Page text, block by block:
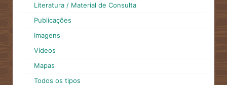
Literatura / Material de Consulta
Publicações
Imagens
Vídeos
Mapas
Todos os tipos